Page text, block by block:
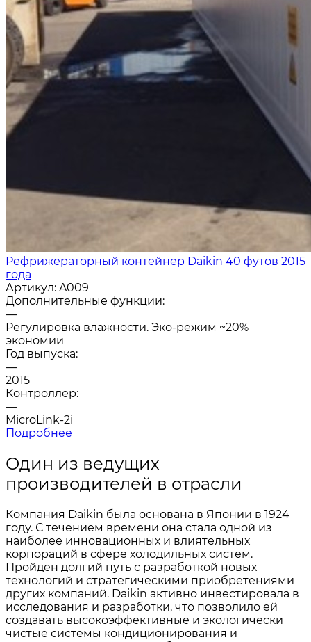
Рефрижераторный контейнер Daikin 40 футов 2015
года
Артикул: A009
Дополнительные функции:
—
Регулировка влажности. Эко-режим ~20%
экономии
Год выпуска:
—
2015
Контроллер:
—
MicroLink-2i
Подробнее
Один из ведущих
производителей в отрасли
Компания Daikin была основана в Японии в 1924
году. С течением времени она стала одной из
наиболее инновационных и влиятельных
корпораций в сфере холодильных систем.
Пройден долгий путь с разработкой новых
технологий и стратегическими приобретениями
других компаний. Daikin активно инвестировала в
исследования и разработки, что позволило ей
создавать высокоэффективные и экологически
чистые системы кондиционирования и